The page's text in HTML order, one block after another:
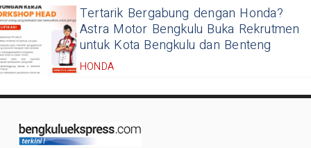
Tertarik Bergabung dengan Honda?
Astra Motor Bengkulu Buka Rekrutmen
untuk Kota Bengkulu dan Benteng
HONDA